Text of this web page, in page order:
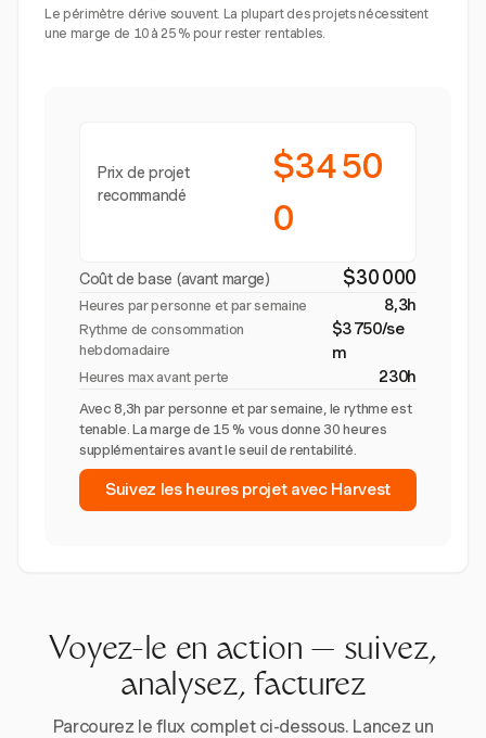
Le périmètre dérive souvent. La plupart des projets nécessitent
une marge de 10 à 25 % pour rester rentables.
Prix de projet
recommandé
$34 50
0
Coût de base (avant marge) $30 000
Heures par personne et par semaine 8,3h
Rythme de consommation
hebdomadaire
$3 750/se
m
Heures max avant perte 230h
Avec 8,3h par personne et par semaine, le rythme est
tenable. La marge de 15 % vous donne 30 heures
supplémentaires avant le seuil de rentabilité.
Suivez les heures projet avec Harvest
Voyez-le en action — suivez,
analysez, facturez
Parcourez le flux complet ci-dessous. Lancez un